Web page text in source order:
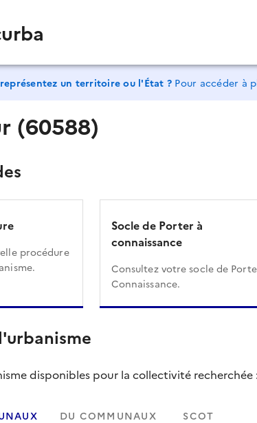
représentez un territoire ou l'État ? Pour accéder à
(60588)
procédure
Socle de Porter à
connaissance
Consultez votre socle de
Connaissance.
disponibles pour la collectivité recherchée :
DU COMMUNAUX SCOT